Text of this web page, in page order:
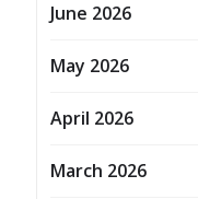
June 2026
May 2026
April 2026
March 2026